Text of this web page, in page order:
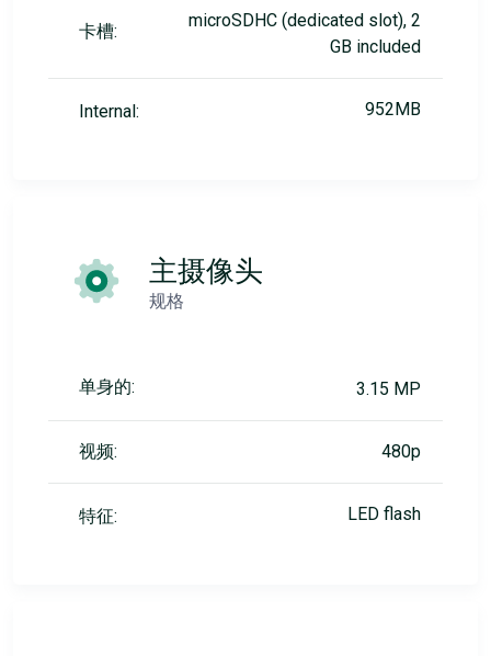
卡槽:
microSDHC (dedicated slot), 2
GB included
Internal: 952MB
主摄像头
规格
单身的: 3.15 MP
视频: 480p
特征: LED flash